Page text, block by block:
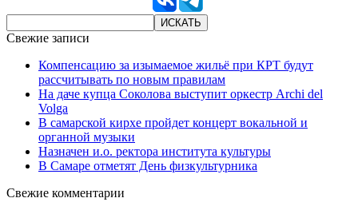
Свежие записи
Компенсацию за изымаемое жильё при КРТ будут
рассчитывать по новым правилам
На даче купца Соколова выступит оркестр Archi del
Volga
В самарской кирхе пройдет концерт вокальной и
органной музыки
Назначен и.о. ректора института культуры
В Самаре отметят День физкультурника
Свежие комментарии